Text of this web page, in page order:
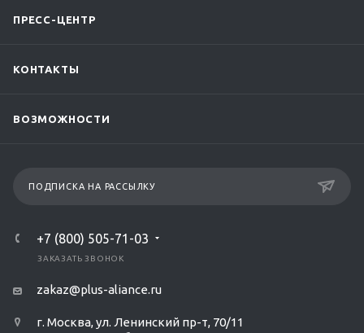
ПРЕСС-ЦЕНТР
КОНТАКТЫ
ВОЗМОЖНОСТИ
ПОДПИСКА НА РАССЫЛКУ
+7 (800) 505-71-03
ЗАКАЗАТЬ ЗВОНОК
zakaz@plus-aliance.ru
г. Москва, ул. Ленинский пр-т, 70/11